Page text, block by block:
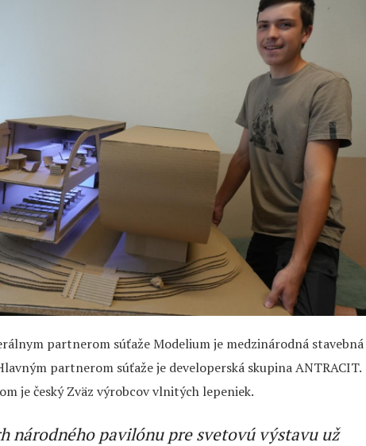
partnerom súťaže Modelium je medzinárodná stavebná
partnerom súťaže je developerská skupina ANTRACIT.
je český Zväz výrobcov vlnitých lepeniek.
národného pavilónu pre svetovú výstavu už